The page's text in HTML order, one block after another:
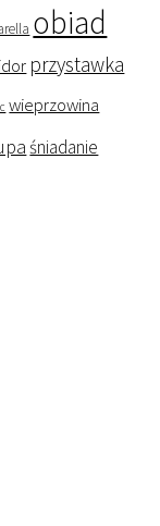
obiad
przystawka
wieprzowina
śniadanie